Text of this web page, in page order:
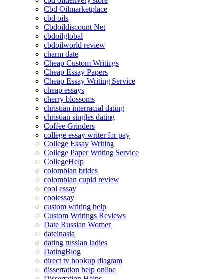
Cbd Oilmarketplace
cbd oils
Cbdoildiscount Net
cbdoilglobal
cbdoilworld review
charm date
Cheap Custom Writings
Cheap Essay Papers
Cheap Essay Writing Service
cheap essays
cherry blossoms
christian interracial dating
christian singles dating
Coffee Grinders
college essay writer for pay
College Essay Writing
College Paper Writing Service
CollegeHelp
colombian brides
colombian cupid review
cool essay
coolessay
custom writing help
Custom Writings Reviews
Date Russian Women
dateinasia
dating russian ladies
DatingBlog
direct tv hookup diagram
dissertation help online